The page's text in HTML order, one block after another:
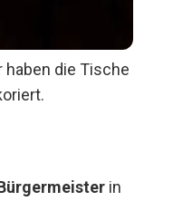
haben die Tische
in